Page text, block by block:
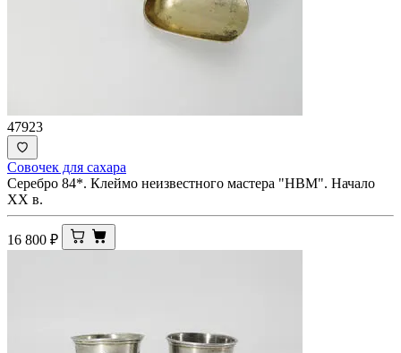
47923
Совочек для сахара
Серебро 84*. Клеймо неизвестного мастера "НВМ". Начало
XX в.
16 800 ₽